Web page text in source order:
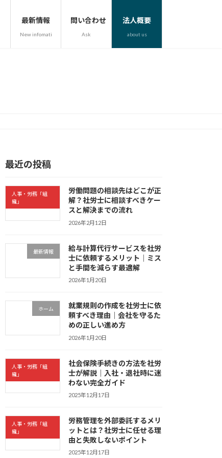
最新情報
New infomation
問い合わせ
Ask
法人概要
about us
最近の投稿
人事・労務「組
織」
労働問題の相談先はどこが正
解？社労士に相談すべきケー
スと解決までの流れ
2026年2月12日
最新情報
給与計算代行サービスを社労
士に依頼するメリット｜ミス
と手間を減らす最適解
2026年1月20日
ホーム
就業規則の作成を社労士に依
頼すべき理由｜会社を守るた
めの正しい進め方
2026年1月20日
人事・労務「組
織」
社会保険手続きの方法を社労
士が解説｜入社・退社時に迷
わない完全ガイド
2025年12月17日
人事・労務「組
織」
労務管理を外部委託するメリ
ットとは？社労士に任せる理
由と失敗しないポイント
2025年12月17日